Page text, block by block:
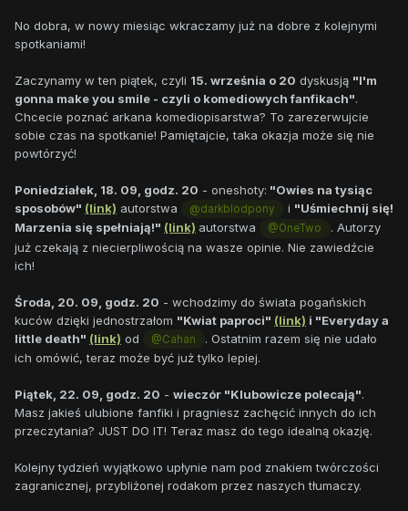
No dobra, w nowy miesiąc wkraczamy już na dobre z kolejnymi
spotkaniami!
Zaczynamy w ten piątek, czyli 15. września o 20 dyskusją "I'm
gonna make you smile - czyli o komediowych fanfikach".
Chcecie poznać arkana komediopisarstwa? To zarezerwujcie
sobie czas na spotkanie! Pamiętajcie, taka okazja może się nie
powtórzyć!
Poniedziałek, 18. 09, godz. 20 - oneshoty: "Owies na tysiąc
sposobów" (link) autorstwa @darkblodpony i "Uśmiechnij się!
Marzenia się spełniają!" (link) autorstwa @OneTwo
. Autorzy
już czekają z niecierpliwością na wasze opinie. Nie zawiedźcie
ich!
Środa, 20. 09, godz. 20 - wchodzimy do świata pogańskich
kuców dzięki jednostrzałom "Kwiat paproci" (link) i "Everyday a
little death" (link) od @Cahan
. Ostatnim razem się nie udało
ich omówić, teraz może być już tylko lepiej.
Piątek, 22. 09, godz. 20 - wieczór "Klubowicze polecają".
Masz jakieś ulubione fanfiki i pragniesz zachęcić innych do ich
przeczytania? JUST DO IT! Teraz masz do tego idealną okazję.
Kolejny tydzień wyjątkowo upłynie nam pod znakiem twórczości
zagranicznej, przybliżonej rodakom przez naszych tłumaczy.